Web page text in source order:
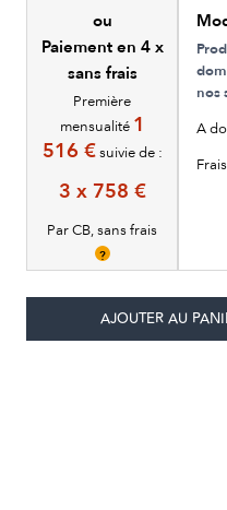
ou
Paiement en 4 x
sans frais
Première
mensualité 1
516 €suivie de :
3 x 758 €
Par CB, sans frais
?
nos
A